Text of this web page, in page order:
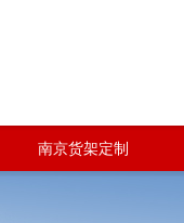
南京货架定制